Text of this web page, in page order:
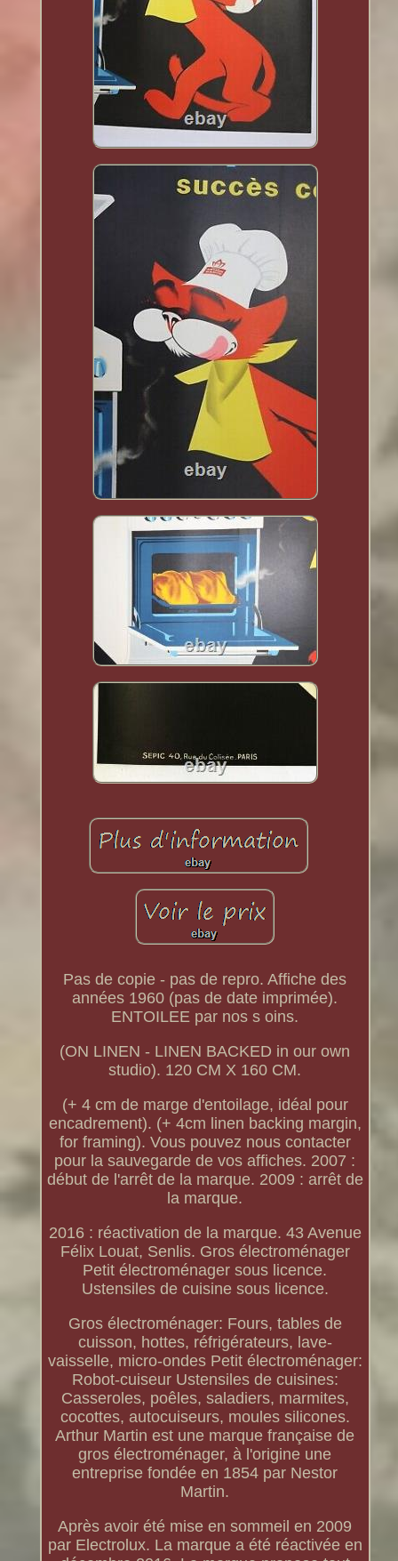
Pas de copie - pas de repro. Affiche des
années 1960 (pas de date imprimée).
ENTOILEE par nos s oins.
(ON LINEN - LINEN BACKED in our own
studio). 120 CM X 160 CM.
(+ 4 cm de marge d'entoilage, idéal pour
encadrement). (+ 4cm linen backing margin,
for framing). Vous pouvez nous contacter
pour la sauvegarde de vos affiches. 2007 :
début de l'arrêt de la marque. 2009 : arrêt de
la marque.
2016 : réactivation de la marque. 43 Avenue
Félix Louat, Senlis. Gros électroménager
Petit électroménager sous licence.
Ustensiles de cuisine sous licence.
Gros électroménager: Fours, tables de
cuisson, hottes, réfrigérateurs, lave-
vaisselle, micro-ondes Petit électroménager:
Robot-cuiseur Ustensiles de cuisines:
Casseroles, poêles, saladiers, marmites,
cocottes, autocuiseurs, moules silicones.
Arthur Martin est une marque française de
gros électroménager, à l'origine une
entreprise fondée en 1854 par Nestor
Martin.
Après avoir été mise en sommeil en 2009
par Electrolux. La marque a été réactivée en